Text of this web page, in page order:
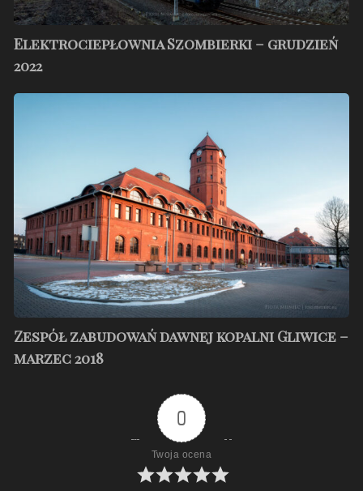
Elektrociepłownia Szombierki – grudzień
2022
Zespół
marzec
2018
Zespół zabudowań dawnej kopalni Gliwice –
marzec 2018
0
Twoja ocena